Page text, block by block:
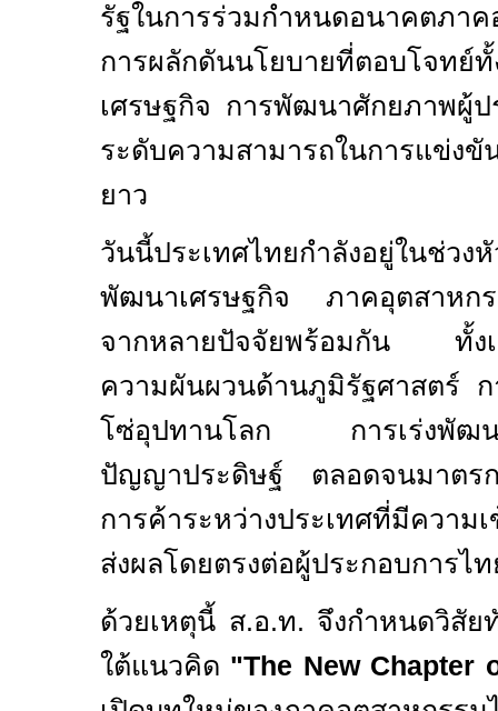
รัฐในการร่วมกำหนดอนาคตภา
การผลักดันนโยบายที่ตอบโจทย์ทั้
เศรษฐกิจ การพัฒนาศักยภาพผู้ป
ระดับความสามารถในการแข่งขั
ยาว
วันนี้ประเทศไทยกำลังอยู่ในช่วง
พัฒนาเศรษฐกิจ ภาคอุตสาหกร
จากหลายปัจจัยพร้อมกัน ทั้งเ
ความผันผวนด้านภูมิรัฐศาสตร์ ก
โซ่อุปทานโลก การเร่งพัฒนา
ปัญญาประดิษฐ์ ตลอดจนมาตรก
การค้าระหว่างประเทศที่มีควา
ส่งผลโดยตรงต่อผู้ประกอบการไ
ด้วยเหตุนี้ ส.อ.ท. จึงกำหนดวิสัย
ใต้แนวคิด "The New Chapter